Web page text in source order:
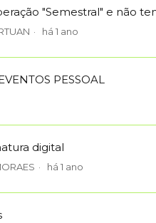
"Semestral" e não
há 1 ano
PESSOAL
digital
há 1 ano